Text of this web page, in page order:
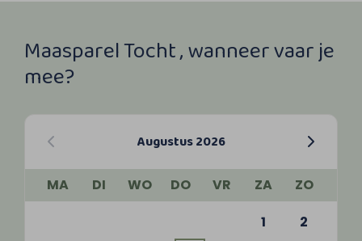
Maasparel Tocht , wanneer vaar je
mee?
Augustus 2026
MA DI WO DO VR ZA
ZO
1
2